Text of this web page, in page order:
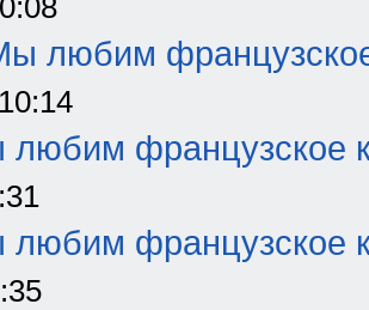
любим
французское
французское